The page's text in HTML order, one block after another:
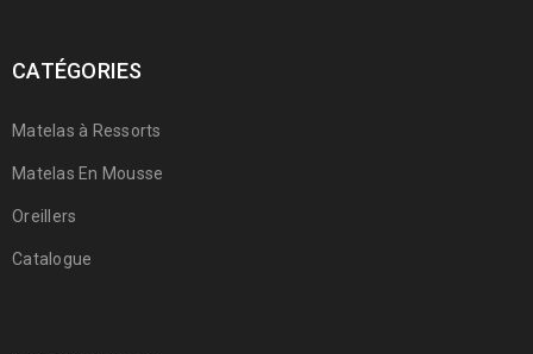
CATÉGORIES
Matelas à Ressorts
Matelas En Mousse
Oreillers
Catalogue